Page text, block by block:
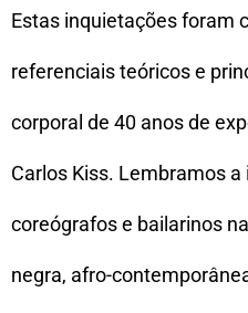
Estas inquietações foram
referenciais teóricos e
corporal de 40 anos de
Carlos Kiss. Lembramos
coreógrafos e bailarinos
negra, afro-